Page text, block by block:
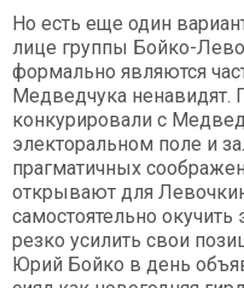
Но есть еще один
лице группы Бойко-
формально являются
Медведчука ненавидят.
конкурировали с
электоральном поле и
прагматичных
открывают для
самостоятельно
резко усилить свои
Юрий Бойко в день